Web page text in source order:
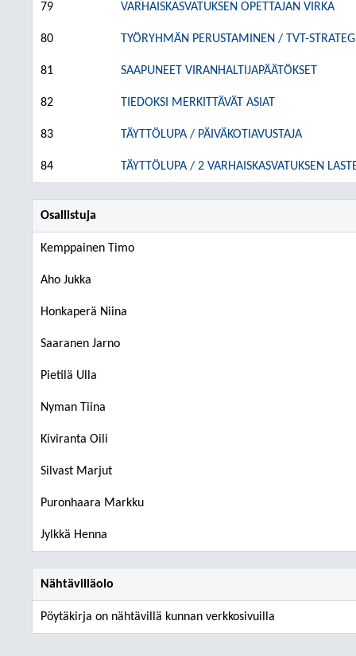
79 VARHAISKASVATUKSEN OPETTAJAN VIRKA
80 TYÖRYHMÄN PERUSTAMINEN / TVT-
81 SAAPUNEET VIRANHALTIJAPÄÄTÖKSET
82 TIEDOKSI MERKITTÄVÄT ASIAT
83 TÄYTTÖLUPA / PÄIVÄKOTIAVUSTAJA
84 TÄYTTÖLUPA / 2 VARHAISKASVATUKSEN
Osallistuja
Kemppainen Timo
Aho Jukka
Honkaperä Niina
Saaranen Jarno
Pietilä Ulla
Nyman Tiina
Kiviranta Oili
Silvast Marjut
Puronhaara Markku
Jylkkä Henna
Nähtävilläolo
Pöytäkirja on nähtävillä kunnan verkkosivuilla